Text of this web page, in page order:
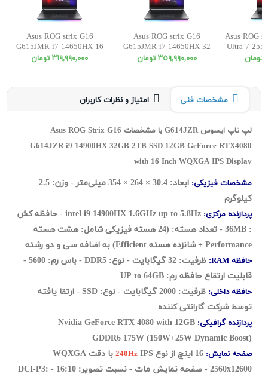
Asus ROG strix G16
G615JMR i7 14650HX 16
1SSD 8 5060 WUXGA
٣١٩,٩٩٠,٠٠٠ تومان
Asus ROG strix G16
G615JMR i7 14650HX 32
1SSD 8 5060 WUXGA
٣٥٩,٩٩٠,٠٠٠ تومان
Asus ROG
Ultra 7
مشخصات فنی امتیاز و نظرات کاربران
لپ تاپ ایسوس G614JZR با مشخصات Asus ROG Strix G16
G614JZR i9 14900HX 32GB 2TB SSD 12GB GeForce RTX4080
with 16 Inch WQXGA IPS Display
مشخصات فیزیکی: ابعاد: 30.4
×
264
×
354
میلی‌متر - وزن: 2.5
کیلوگرم
پردازنده مرکزی: intel i9 14900HX 1.6GHz up to 5.8Hz - حافظه کش
: 36MB - تعداد هسته: (24 هسته فیزیکی شامل: هشت هسته
Performance + شانزده هسته Efficient) به اضافه سی و دو رشته
حافظه RAM:
ظرفیت: 32 گيگابايت - نوع: DDR5 - باس رم: 5600 -
قابلیت ارتقاع حافظه رم: UP to 64GB
حافظه داخلی:
ظرفیت: 2000 گیگابایت - نوع: SSD - ارتقا یافته
توسط شرکت گارانتی کننده
پردازنده گرافیکی: Nvidia GeForce RTX 4080 with 12GB
GDDR6 175W (150W+25W Dynamic Boost)
صفحه نمایش: 240Hz
IPS با دقت WQXGA
2560x12600 - صفحه نمایش مات - نسبت تصویر: 16:10 - DCI-P3: